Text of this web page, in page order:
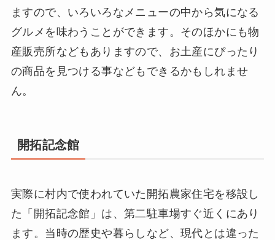
ますので、いろいろなメニューの中から気になる
グルメを味わうことができます。そのほかにも物
産販売所などもありますので、お土産にぴったり
の商品を見つける事などもできるかもしれませ
ん。
開拓記念館
実際に村内で使われていた開拓農家住宅を移設し
た「開拓記念館」は、第二駐車場すぐ近くにあり
ます。当時の歴史や暮らしなど、現代とは違った